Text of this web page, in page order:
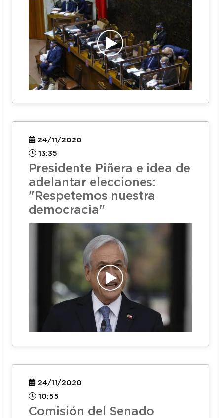
24/11/2020
13:35
Presidente Piñera e idea de
adelantar elecciones:
"Respetemos nuestra
democracia"
24/11/2020
10:55
Comisión del Senado